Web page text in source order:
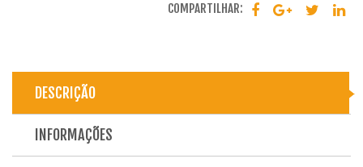
COMPARTILHAR:
DESCRIÇÃO
INFORMAÇÕES